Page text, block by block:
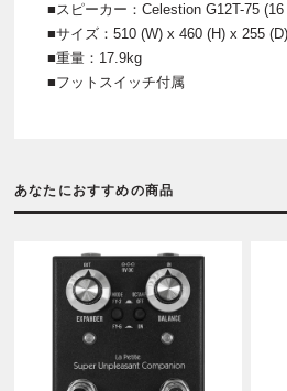
■スピーカー：Celestion G12T-75
■サイズ：510 (W) x 460 (H) x 255
■重量：17.9kg
■フットスイッチ付属
あなたにおすすめの商品